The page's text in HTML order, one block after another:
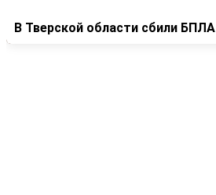
В Тверской области сбили БПЛА